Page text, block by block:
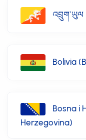
འབྲུག་ཡུལ
Bolivia
Bosna i
Herzegovina)